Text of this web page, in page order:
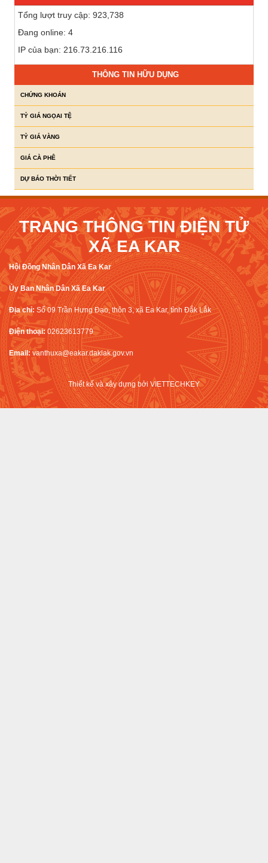
Tổng lượt truy cập: 923,738
Đang online: 4
IP của bạn: 216.73.216.116
THÔNG TIN HỮU DỤNG
CHỨNG KHOÁN
TỶ GIÁ NGỌAI TỆ
TỶ GIÁ VÀNG
GIÁ CÀ PHÊ
DỰ BÁO THỜI TIẾT
TRANG THÔNG TIN ĐIỆN TỬ
XÃ EA KAR
Hội Đồng Nhân Dân Xã Ea Kar
Ủy Ban Nhân Dân Xã Ea Kar
Địa chỉ: Số 09 Trần Hưng Đạo, thôn 3, xã Ea Kar, tỉnh Đắk Lắk
Điện thoại: 02623613779
Email: vanthuxa@eakar.daklak.gov.vn
Thiết kế và xây dựng bởi VIETTECHKEY